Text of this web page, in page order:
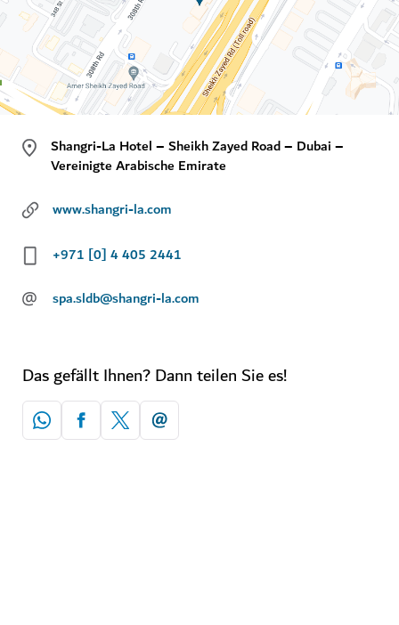
Shangri-La Hotel – Sheikh Zayed Road – Dubai –
Vereinigte Arabische Emirate
www.shangri-la.com
+971 [0] 4 405 2441
@ spa.sldb@shangri-la.com
Das gefällt Ihnen? Dann teilen Sie es!